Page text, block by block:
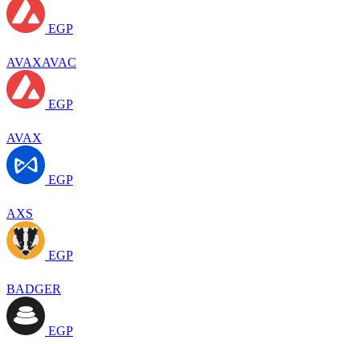
EGP
AVAXAVAC
EGP
AVAX
EGP
AXS
EGP
BADGER
EGP